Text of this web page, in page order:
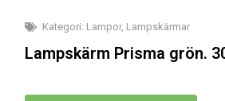
Kategori: Lampor, Lampskärmar
Lampskärm Prisma grön.